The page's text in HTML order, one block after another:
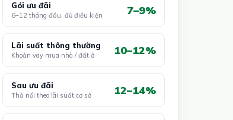
Gói ưu đãi
6–12 tháng đầu, đủ điều kiện 7–9%
Lãi suất thông thường
Khoản vay mua nhà / đất ở 10–12%
Sau ưu đãi
Thả nổi theo lãi suất cơ sở 12–14%